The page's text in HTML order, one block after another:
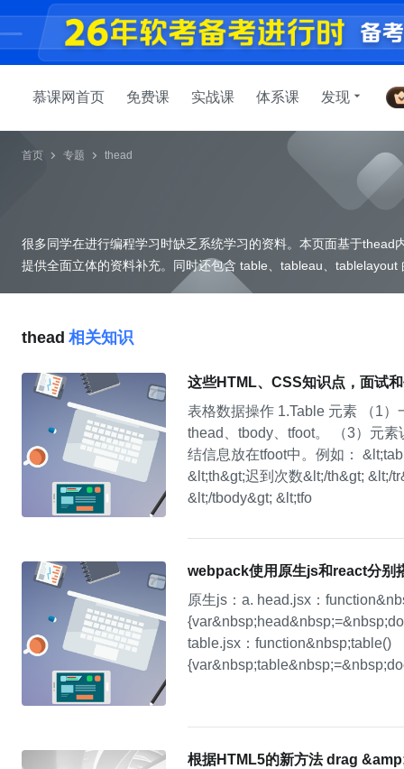
慕课网首页 免费课 实战课 体系课 发现
首页 专题 thead
很多同学在进行编程学习时缺乏系统学习的资料。本页面基于
thead 相关知识
这些HTML、CSS知识点，面试
表格数据操作 1.Table 元素 （1
thead、tbody、tfoot。 （3）元
结信息放在tfoot中。例如：
&lt;th&gt;迟到次数&lt;/th&gt; &lt;/
&lt;/tbody&gt; &lt;tfo
webpack使用原生js和react分别
原生js：a. head.jsx：
table.jsx：function&nbsp;table()
根据HTML5的新方法 drag